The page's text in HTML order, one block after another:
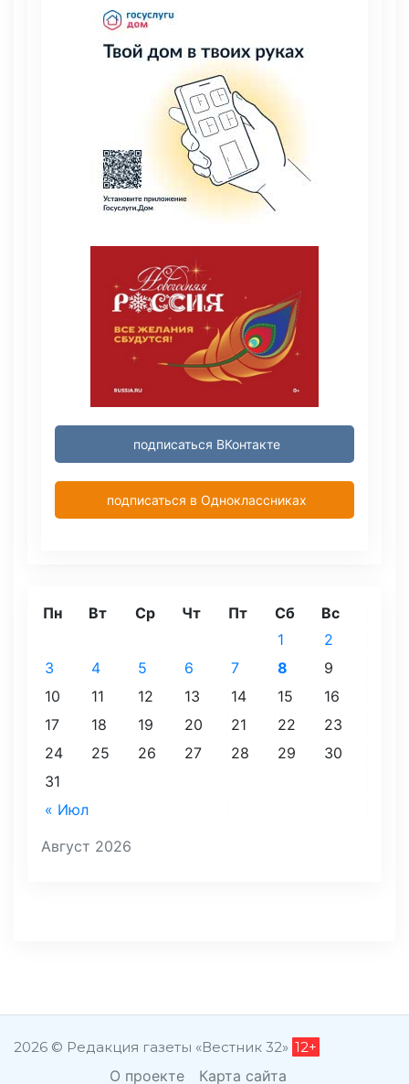
подписаться ВКонтакте
подписаться в Одноклассниках
Август 2026
Пн Вт Ср Чт Пт Сб Вс
« Июл
1
2
3
4 5 6 7 8
9
10
11 12 13 14 15
16
17
18 19 20 21 22
23
24
25 26 27 28 29
30
31
2026 © Редакция газеты «Вестник 32» 12+
О проекте Карта сайта